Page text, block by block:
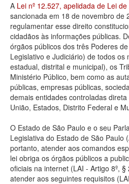
A Lei nº 12.527, apelidada de Lei
sancionada em 18 de novembro de
regulamentar esse direito
cidadãos às informações públicas.
órgãos públicos dos três Poderes
Legislativo e Judiciário) de todos
estadual, distrital e municipal), os
Ministério Público, bem como as
públicas, empresas públicas,
demais entidades controladas
União, Estados, Distrito Federal e
O Estado de São Paulo e o seu
Legislativa do Estado de São Paulo
portanto, atender aos comandos
lei obriga os órgãos públicos a
oficiais na internet (LAI - Artigo 8º, §
atender aos seguintes requisitos